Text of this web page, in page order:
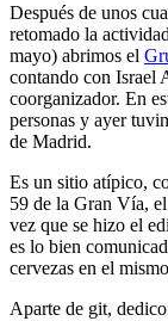
Después de unos
retomado la
mayo) abrimos el
contando con Israel
coorganizador. En
personas y ayer
de Madrid.
Es un sitio atípico,
59 de la Gran Vía,
vez que se hizo el
es lo bien
cervezas en el
Aparte de git,